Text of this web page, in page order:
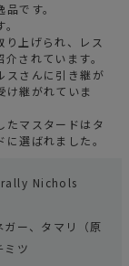
です。
上げられ、レス
されています。
スさんに引き継が
け継がれていま
たマスタードはタ
選ばれました。
Nichols
ー、タマリ（原
ミツ